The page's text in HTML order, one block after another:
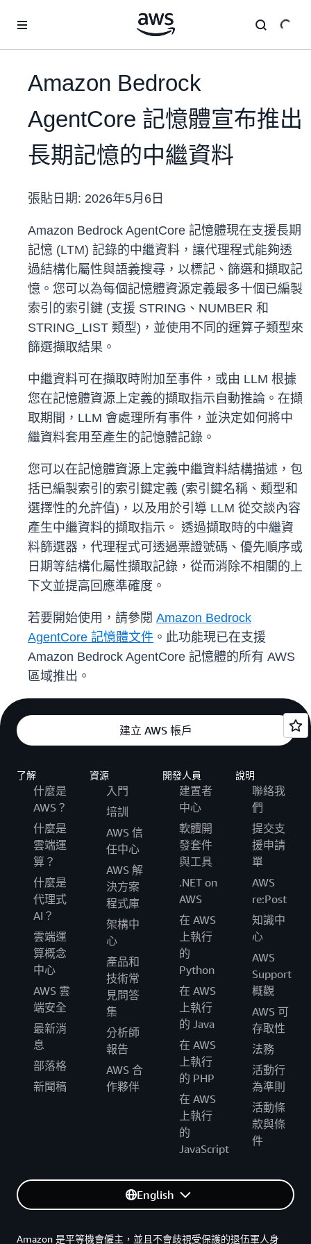
Amazon Bedrock
AgentCore 記憶體宣布推出
長期記憶的中繼資料
張貼日期: 2026年5月6日
Amazon Bedrock AgentCore 記憶體現在支援長期
記憶 (LTM) 記錄的中繼資料，讓代理程式能夠透
過結構化屬性與語義搜尋，以標記、篩選和擷取記
憶。您可以為每個記憶體資源定義最多十個已編製
索引的索引鍵 (支援 STRING、NUMBER 和
STRING_LIST 類型)，並使用不同的運算子類型來
篩選擷取結果。
中繼資料可在擷取時附加至事件，或由 LLM 根據
您在記憶體資源上定義的擷取指示自動推論。在擷
取期間，LLM 會處理所有事件，並決定如何將中
繼資料套用至產生的記憶體記錄。
您可以在記憶體資源上定義中繼資料結構描述，包
括已編製索引的索引鍵定義 (索引鍵名稱、類型和
選擇性的允許值)，以及用於引導 LLM 從交談內容
產生中繼資料的擷取指示。 透過擷取時的中繼資
料篩選器，代理程式可透過票證號碼、優先順序或
日期等結構化屬性擷取記錄，從而消除不相關的上
下文並提高回應準確度。
若要開始使用，請參閱 Amazon Bedrock
AgentCore 記憶體文件 。此功能現已在支援
Amazon Bedrock AgentCore 記憶體的所有 AWS
區域推出。
建立 AWS 帳戶
了解
什麼是
AWS？
什麼是
雲端運
算？
什麼是
代理式
AI？
雲端運
算概念
中心
AWS 雲
端安全
最新消
息
部落格
新聞稿
資源
入門
培訓
AWS 信
任中心
AWS 解
決方案
程式庫
架構中
心
產品和
技術常
見問答
集
分析師
報告
AWS 合
作夥伴
開發人員
建置者
中心
軟體開
發套件
與工具
.NET on
AWS
在 AWS
上執行
的
Python
在 AWS
上執行
的 Java
在 AWS
上執行
的 PHP
在 AWS
上執行
的
JavaScript
說明
聯絡我
們
提交支
援申請
單
AWS
re:Post
知識中
心
AWS
Support
概觀
AWS 可
存取性
法務
活動行
為準則
活動條
款與條
件
English
Amazon 是平等機會僱主，並且不會歧視受保護的退伍軍人身